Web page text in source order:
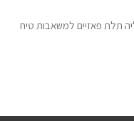
תלת פאזיים למשאבות טיח